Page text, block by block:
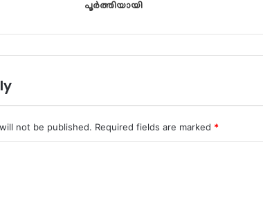
പൂർത്തിയായി
not be published. Required fields are marked *